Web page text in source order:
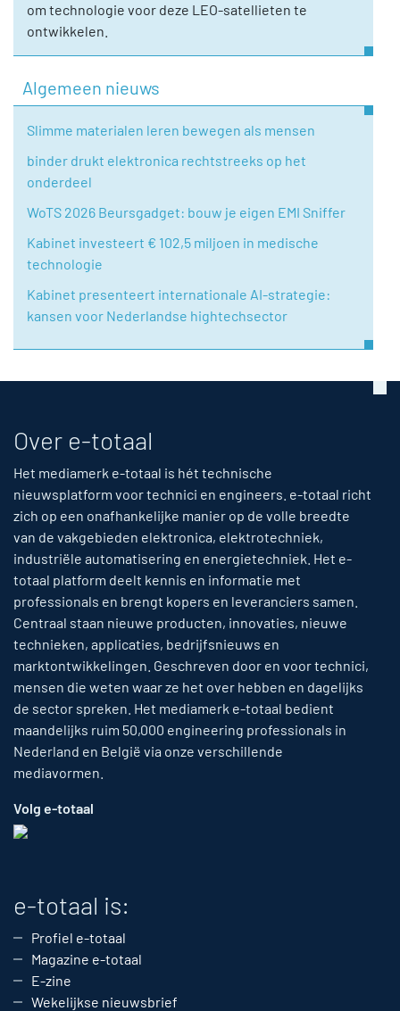
om technologie voor deze LEO-satellieten te
ontwikkelen.
Algemeen nieuws
Slimme materialen leren bewegen als mensen
binder drukt elektronica rechtstreeks op het
onderdeel
WoTS 2026 Beursgadget: bouw je eigen EMI Sniffer
Kabinet investeert € 102,5 miljoen in medische
technologie
Kabinet presenteert internationale AI-strategie:
kansen voor Nederlandse hightechsector
Over e-totaal
Het mediamerk e-totaal is hét technische
nieuwsplatform voor technici en engineers. e-totaal richt
zich op een onafhankelijke manier op de volle breedte
van de vakgebieden elektronica, elektrotechniek,
industriële automatisering en energietechniek. Het e-
totaal platform deelt kennis en informatie met
professionals en brengt kopers en leveranciers samen.
Centraal staan nieuwe producten, innovaties, nieuwe
technieken, applicaties, bedrijfsnieuws en
marktontwikkelingen. Geschreven door en voor technici,
mensen die weten waar ze het over hebben en dagelijks
de sector spreken. Het mediamerk e-totaal bedient
maandelijks ruim 50,000 engineering professionals in
Nederland en België via onze verschillende
mediavormen.
Volg e-totaal
e-totaal is:
Profiel e-totaal
Magazine e-totaal
E-zine
Wekelijkse nieuwsbrief